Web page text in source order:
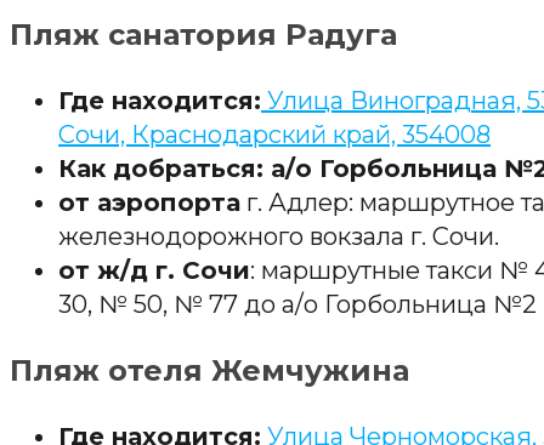
Пляж санатория Радуга
Где находится: Улица Виноградная,
Сочи, Краснодарский край, 354008
Как добраться: а/о Горбольница
от аэропорта г. Адлер: маршрутное
железнодорожного вокзала г. Сочи.
от ж/д г. Сочи: маршрутные такси
30, № 50, № 77 до а/о Горбольница №2
Пляж отеля Жемчужина
Где находится: Улица